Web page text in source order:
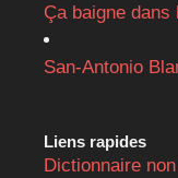
Ça baigne dans
San-Antonio
Liens rapides
Dictionnaire